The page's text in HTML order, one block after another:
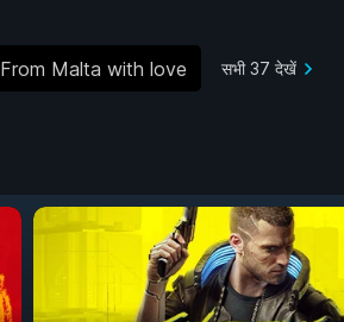
From Malta with love सभी 37 देखें